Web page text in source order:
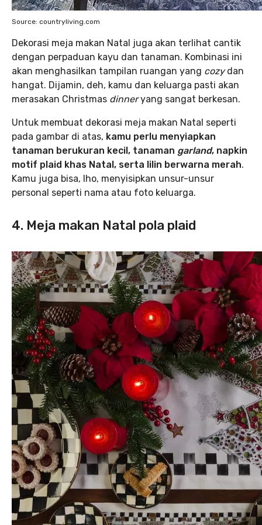
Source: countryliving.com
Dekorasi meja makan Natal juga akan terlihat cantik
dengan perpaduan kayu dan tanaman. Kombinasi ini
akan menghasilkan tampilan ruangan yang cozydan
hangat. Dijamin, deh, kamu dan keluarga pasti akan
merasakan Christmas dinneryang sangat berkesan.
Untuk membuat dekorasi meja makan Natal seperti
pada gambar di atas, kamu perlu menyiapkan
tanaman berukuran kecil, tanaman garland, napkin
motif plaid khas Natal, serta lilin berwarna merah.
Kamu juga bisa, lho, menyisipkan unsur-unsur
personal seperti nama atau foto keluarga.
4. Meja makan Natal pola plaid